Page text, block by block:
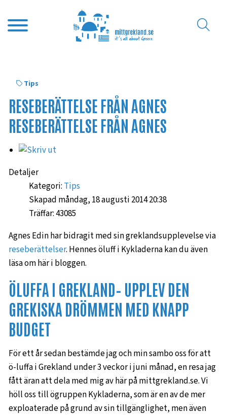
Tips
RESEBERÄTTELSE FRÅN AGNES
RESEBERÄTTELSE FRÅN AGNES
Detaljer
Kategori: Tips
Skapad måndag, 18 augusti 2014 20:38
Träffar: 43085
Agnes Edin har bidragit med sin greklandsupplevelse via
reseberättelser. Hennes öluff i Kykladerna kan du även
läsa om här i bloggen.
ÖLUFFA I GREKLAND– UPPLEV DEN
GREKISKA DRÖMMEN MED KNAPP
BUDGET
För ett år sedan bestämde jag och min sambo oss för att
ö-luffa i Grekland under 3 veckor i juni månad, en resa jag
fått äran att dela med mig av här på mittgrekland.se. Vi
höll oss till ögruppen Kykladerna, som är en av de mer
exploaterade på grund av sin tillgänglighet, men även